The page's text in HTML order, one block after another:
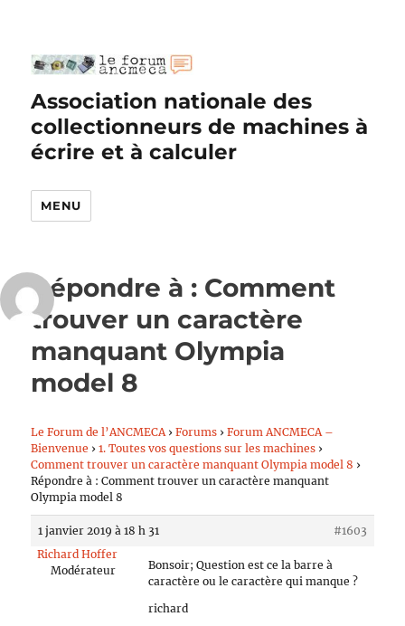
Association nationale des
collectionneurs de machines à
écrire et à calculer
MENU
Répondre à : Comment
trouver un caractère
manquant Olympia
model 8
Le Forum de l’ANCMECA › Forums › Forum ANCMECA –
Bienvenue › 1. Toutes vos questions sur les machines ›
Comment trouver un caractère manquant Olympia model 8 ›
Répondre à : Comment trouver un caractère manquant
Olympia model 8
1 janvier 2019 à 18 h 31
#1603
Richard Hoffer
Modérateur
Bonsoir; Question est ce la barre à
caractère ou le caractère qui manque ?
richard